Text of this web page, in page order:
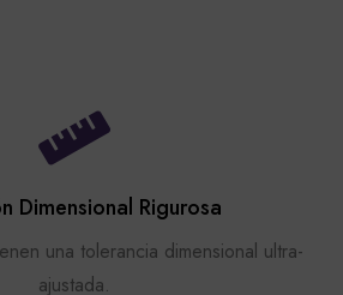
Dimensional Rigurosa
una tolerancia dimensional ultra-
ajustada.